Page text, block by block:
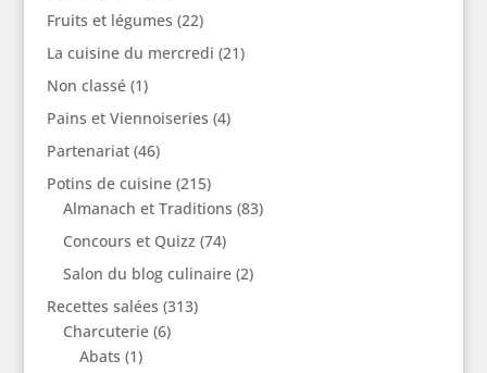
Fruits et légumes (22)
La cuisine du mercredi (21)
Non classé(1)
Pains et Viennoiseries (4)
Partenariat(46)
Potins de cuisine(215)
Almanach et Traditions (83)
Concours et Quizz (74)
Salon du blog culinaire(2)
Recettes salées (313)
Charcuterie(6)
Abats (1)